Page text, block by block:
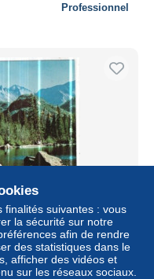
Professionnel
and Long's Peak
finalités suivantes : vous
la sécurité sur notre
afin de rendre
des statistiques dans le
afficher des vidéos et
sur les réseaux sociaux.